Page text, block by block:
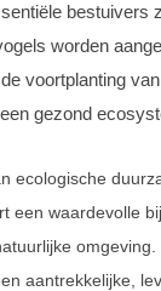
bestuivers
worden
voortplanting
gezond
ecologische
een waardevolle
omgeving.
aantrekkelijke,